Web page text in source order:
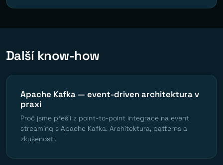
Další know-how
Apache Kafka — event-driven architektura v
praxi
Proč jsme přešli z point-to-point integrace na event
streaming s Apache Kafka. Architektura, patterns a
zkušenosti.